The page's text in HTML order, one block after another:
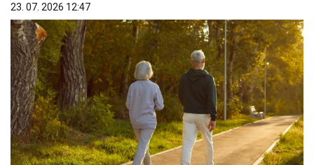
23. 07. 2026 12:47